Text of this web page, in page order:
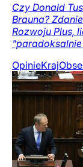
Czy Donald
Brauna?
Rozwoju Plus,
OpinieKraj